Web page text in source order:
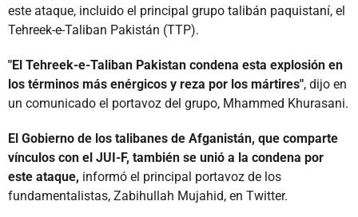
este ataque, incluido el principal grupo talibán paquistaní, el
Tehreek-e-Taliban Pakistán (TTP).
"El Tehreek-e-Taliban Pakistan condena esta explosión en
los términos más enérgicos y reza por los mártires", dijo en
un comunicado el portavoz del grupo, Mhammed Khurasani.
El Gobierno de los talibanes de Afganistán, que comparte
vínculos con el JUI-F, también se unió a la condena por
este ataque, informó el principal portavoz de los
fundamentalistas, Zabihullah Mujahid, en Twitter.